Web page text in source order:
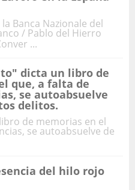
Banca Nazionale del
/ Pablo del Hierro
...
dicta un libro de
que, a falta de
se autoabsuelve
delitos.
de memorias en el
se autoabsuelve de
del hilo rojo